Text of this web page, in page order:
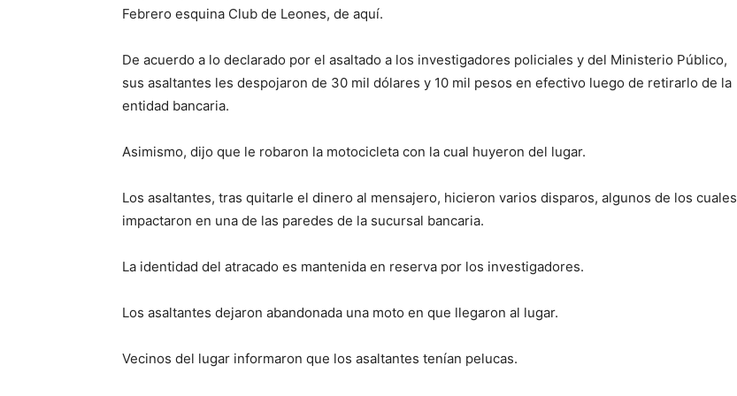
Febrero esquina Club de Leones, de aquí.
De acuerdo a lo declarado por el asaltado a los investigadores policiales y del Ministerio Público,
sus asaltantes les despojaron de 30 mil dólares y 10 mil pesos en efectivo luego de retirarlo de la
entidad bancaria.
Asimismo, dijo que le robaron la motocicleta con la cual huyeron del lugar.
Los asaltantes, tras quitarle el dinero al mensajero, hicieron varios disparos, algunos de los cuales
impactaron en una de las paredes de la sucursal bancaria.
La identidad del atracado es mantenida en reserva por los investigadores.
Los asaltantes dejaron abandonada una moto en que llegaron al lugar.
Vecinos del lugar informaron que los asaltantes tenían pelucas.